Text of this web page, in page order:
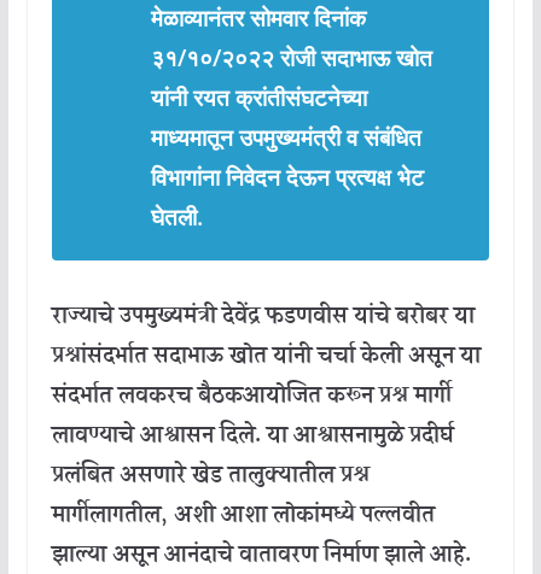
मेळाव्यानंतर सोमवार दिनांक
३१/१०/२०२२ रोजी सदाभाऊ खोत
यांनी रयत क्रांतीसंघटनेच्या
माध्यमातून उपमुख्यमंत्री व संबंधित
विभागांना निवेदन देऊन प्रत्यक्ष भेट
घेतली.
राज्याचेउपमुख्यमंत्रीदेवेंद्रफडणवीसयांचेबरोबरया
प्रश्नांसंदर्भातसदाभाऊखोतयांनीचर्चाकेलीअसूनया
संदर्भातलवकरचबैठकआयोजितकरूनप्रश्नमार्गी
लावण्याचेआश्वासनदिले.याआश्वासनामुळेप्रदीर्घ
प्रलंबितअसणारेखेडतालुक्यातीलप्रश्न
मार्गीलागतील, अशीआशालोकांमध्येपल्लवीत
झाल्याअसूनआनंदाचेवातावरणनिर्माणझालेआहे.